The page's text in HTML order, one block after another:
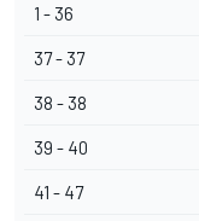
1 - 36
37 - 37
38 - 38
39 - 40
41 - 47